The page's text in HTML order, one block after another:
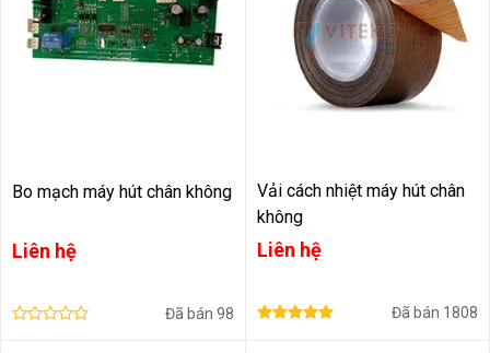
Bo mạch máy hút chân không
Liên hệ
Đã bán 98
Vải cách nhiệt máy hút chân
không
Liên hệ
Đã bán 1808